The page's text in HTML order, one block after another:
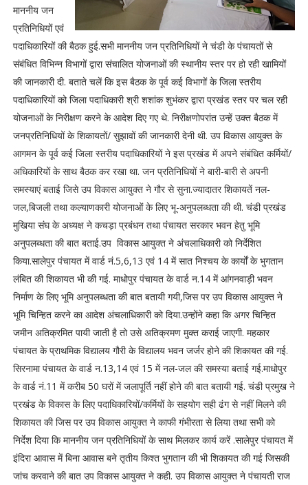
माननीय जन
प्रतिनिधियों एवं
पदाधिकारियों की बैठक हुई.सभी माननीय जन प्रतिनिधियों ने चंडी के पंचायतों से
संबंधित विभिन्न विभागों द्वारा संचालित योजनाओं की स्थानीय स्तर पर हो रही खामियों
की जानकारी दी. बताते चलें कि इस बैठक के पूर्व कई विभागों के जिला स्तरीय
पदाधिकारियों को जिला पदाधिकारी श्री शशांक शुभंकर द्वारा प्रखंड स्तर पर चल रही
योजनाओं के निरीक्षण करने के आदेश दिए गए थे. निरीक्षणोपरांत उन्हें उक्त बैठक में
जनप्रतिनिधियों के शिकायतों/ सुझावों की जानकारी देनी थी. उप विकास आयुक्त के
आगमन के पूर्व कई जिला स्तरीय पदाधिकारियों ने इस प्रखंड में अपने संबंधित कर्मियों/
अधिकारियों के साथ बैठक कर रखा था. जन प्रतिनिधियों ने बारी-बारी से अपनी
समस्याएं बताई जिसे उप विकास आयुक्त ने गौर से सुना.ज्यादातर शिकायतें नल-
जल,बिजली तथा कल्याणकारी योजनाओं के लिए भू-अनुपलब्धता की थी. चंडी प्रखंड
मुखिया संघ के अध्यक्ष ने कचड़ा प्रबंधन तथा पंचायत सरकार भवन हेतु भूमि
अनुपलब्धता की बात बताई.उप विकास आयुक्त ने अंचलाधिकारी को निर्देशित
किया.सालेपुर पंचायत में वार्ड नं.5,6,13 एवं 14 में सात निश्चय के कार्यों के भुगतान
लंबित की शिकायत भी की गई. माधोपुर पंचायत के वार्ड न.14 में आंगनवाड़ी भवन
निर्माण के लिए भूमि अनुपलब्धता की बात बतायी गयी,जिस पर उप विकास आयुक्त ने
भूमि चिन्हित करने का आदेश अंचलाधिकारी को दिया.उन्होंने कहा कि अगर चिन्हित
जमीन अतिक्रमित पायी जाती है तो उसे अतिक्रमण मुक्त कराई जाएगी. महकार
पंचायत के प्राथमिक विद्यालय गौरी के विद्यालय भवन जर्जर होने की शिकायत की गई.
सिरनामा पंचायत के वार्ड न.13,14 एवं 15 में नल-जल की समस्या बताई गई.माधोपुर
के वार्ड नं.11 में करीब 50 घरों में जलापूर्ति नहीं होने की बात बतायी गई. चंडी प्रमुख ने
प्रखंड के विकास के लिए पदाधिकारियों/कर्मियों के सहयोग सही ढंग से नहीं मिलने की
शिकायत की जिस पर उप विकास आयुक्त ने काफी गंभीरता से लिया तथा सभी को
निर्देश दिया कि माननीय जन प्रतिनिधियों के साथ मिलकर कार्य करें .सालेपुर पंचायत में
इंदिरा आवास में बिना आवास बने तृतीय किश्त भुगतान की भी शिकायत की गई जिसकी
जांच करवाने की बात उप विकास आयुक्त ने कही. उप विकास आयुक्त ने पंचायती राज